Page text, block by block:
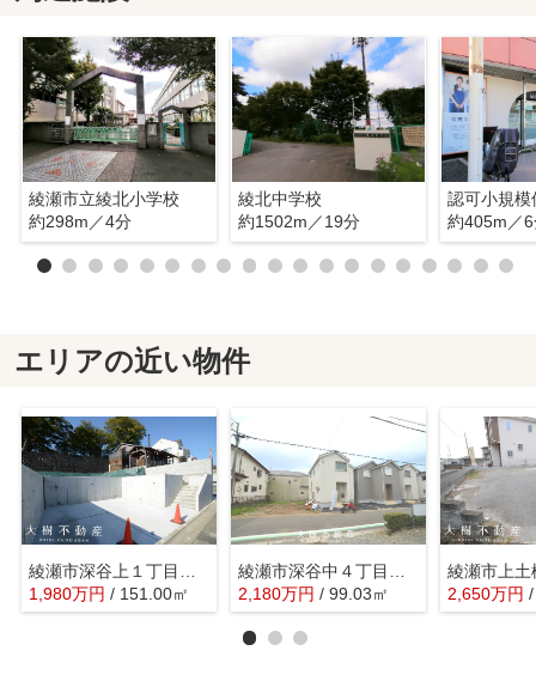
綾瀬市立綾北小学校
約298m／4分
綾北中学校
約1502m／19分
約405m／
エリアの近い物件
1,980万円 / 151.00㎡
2,180万円 / 99.03㎡ 2,650万円